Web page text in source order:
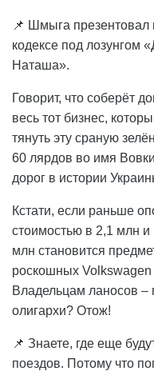
📌 Шмыга
кодексе под лозунгом
Наташа».
Говорит, что соберёт
весь тот бизнес,
тянуть эту сраную
60 лярдов во имя
дорог в истории
Кстати, если раньше
стоимостью в 2,1 млн
млн становится
роскошных
Владельцам ланосов –
олигархи? Отож!
📌 Знаете, где еще
поездов. Потому что